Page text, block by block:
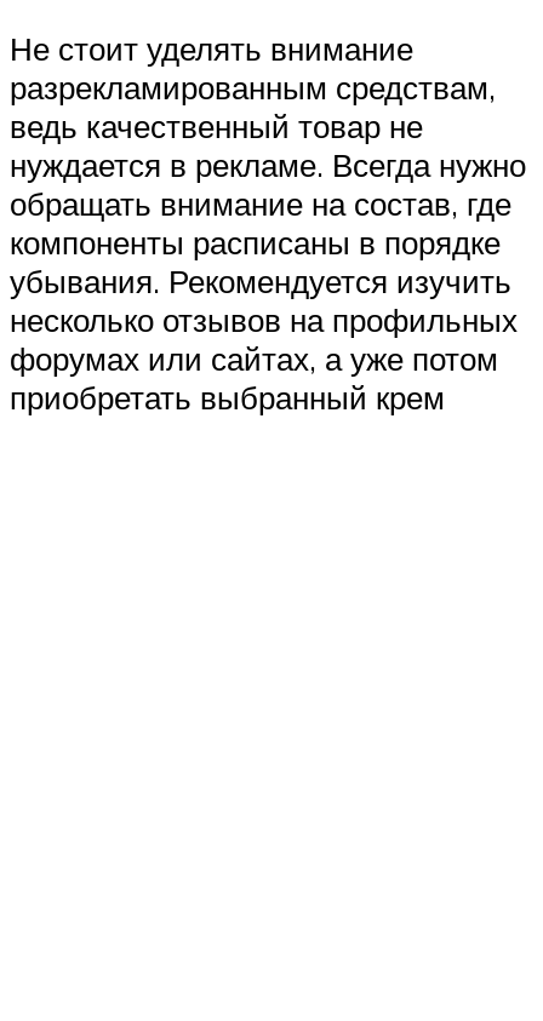
Не стоит уделять внимание
разрекламированным средствам,
ведь качественный товар не
нуждается в рекламе. Всегда нужно
обращать внимание на состав, где
компоненты расписаны в порядке
убывания. Рекомендуется изучить
несколько отзывов на профильных
форумах или сайтах, а уже потом
приобретать выбранный крем